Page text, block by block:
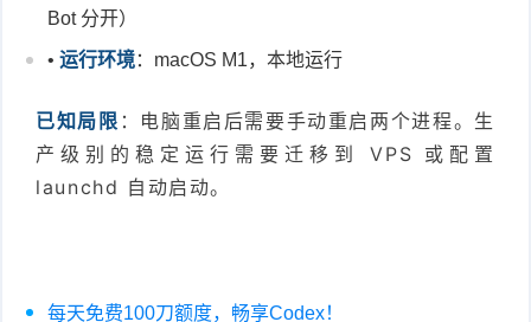
Bot 分开）
•运行环境：macOS M1，本地运行
已知局限 ：电脑重启后需要手动重启两个进程。生
产级别的稳定运行需要迁移到 VPS 或配置
launchd 自动启动。
每天免费100刀额度，畅享Codex！